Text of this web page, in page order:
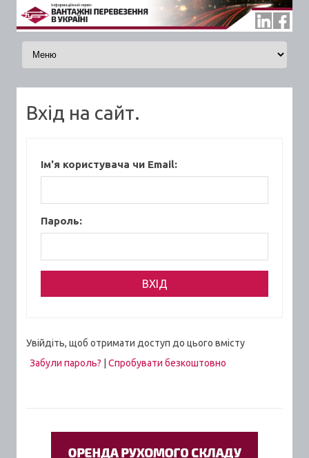
Skip to content
Вхід на сайт.
Ім'я користувача чи Email:
Пароль:
Увійдіть, щоб отримати доступ до цього вмісту
Забули пароль?
Спробувати безкоштовно